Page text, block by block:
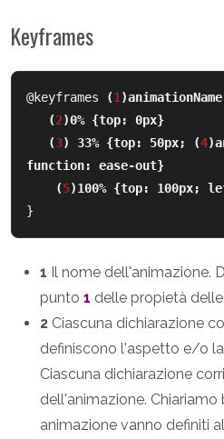
Keyframes
@keyframes (1)animationName
   (
2)0% {top: 0px}
   (
3) 33% {top: 50px; (4
function: ease-out}
(5)100% {top: 100px;
}
1 Il nome dell'animazione.
punto 1 delle propietà
2 Ciascuna dichiarazione
definiscono l'aspetto e/o
Ciascuna dichiarazione
dell'animazione. Chiariamo
animazione vanno definiti